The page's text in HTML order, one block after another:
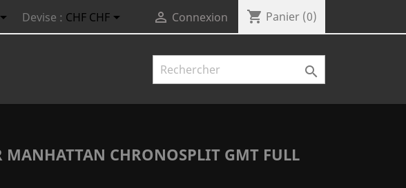
Devise : CHF CHF  Connexion shopping_cart Panier (0)

MANHATTAN CHRONOSPLIT GMT FULL